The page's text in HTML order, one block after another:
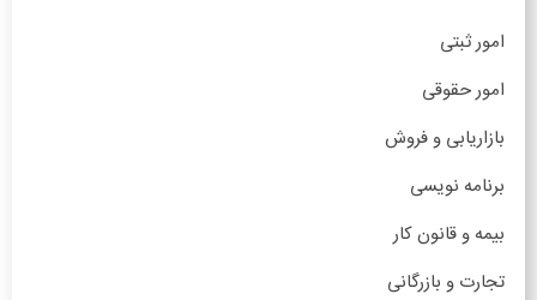
امور ثبتی
امور حقوقی
بازاریابی و فروش
برنامه نویسی
بیمه و قانون کار
تجارت و بازرگانی